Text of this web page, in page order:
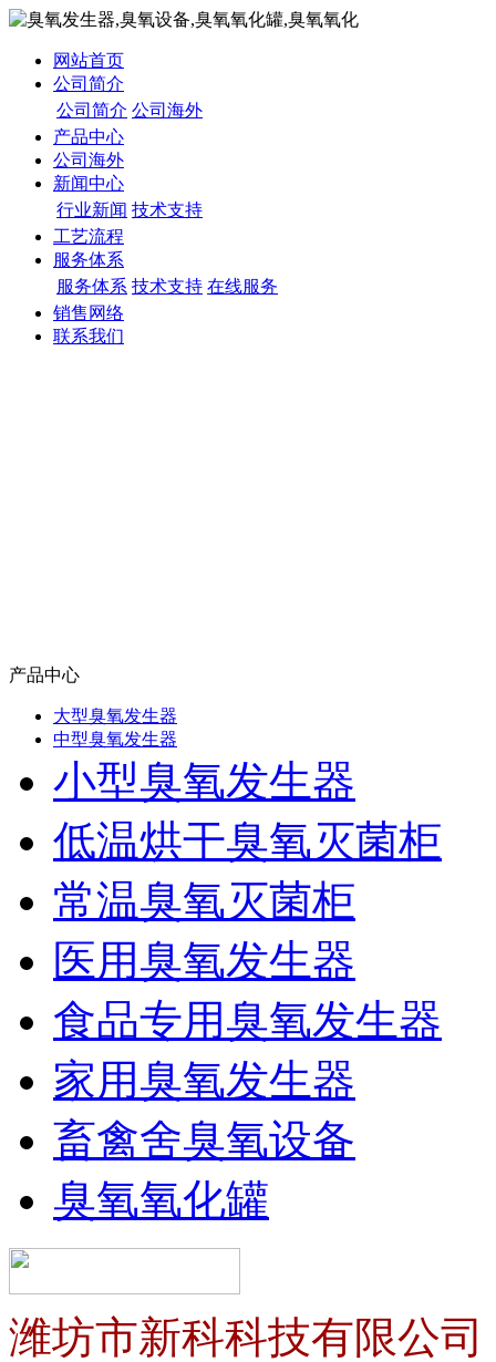
网站首页
公司简介
公司简介 公司海外
产品中心
公司海外
新闻中心
行业新闻 技术支持
工艺流程
服务体系
服务体系 技术支持 在线服务
销售网络
联系我们
产品中心
大型臭氧发生器
中型臭氧发生器
小型臭氧发生器
低温烘干臭氧灭菌柜
常温臭氧灭菌柜
医用臭氧发生器
食品专用臭氧发生器
家用臭氧发生器
畜禽舍臭氧设备
臭氧氧化罐
潍坊市新科科技有限公司